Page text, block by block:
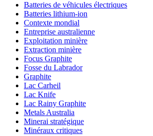
Batteries de véhicules électriques
Batteries lithium-ion
Contexte mondial
Entreprise australienne
Exploitation minière
Extraction minière
Focus Graphite
Fosse du Labrador
Graphite
Lac Carheil
Lac Knife
Lac Rainy Graphite
Metals Australia
Minerai stratégique
Minéraux critiques